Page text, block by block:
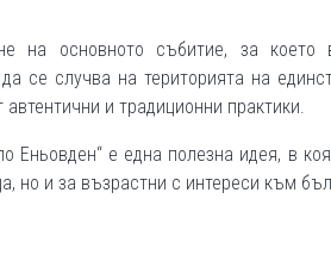
на основното събитие, за което
се случва на територията на
и традиционни практики.
Еньовден“ е една полезна идея, в
но и за възрастни с интереси към